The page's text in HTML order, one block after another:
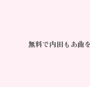
無料で内田もあ曲